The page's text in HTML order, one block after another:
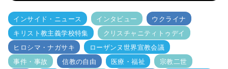
インサイド・ニュース インタビュー
ウクライナ
キリスト教主義学校特集
クリスチャニティトゥデイ
ヒロシマ・ナガサキ
ローザンヌ世界宣教会議
事件・事故
信教の自由 医療・福祉
宗教二世